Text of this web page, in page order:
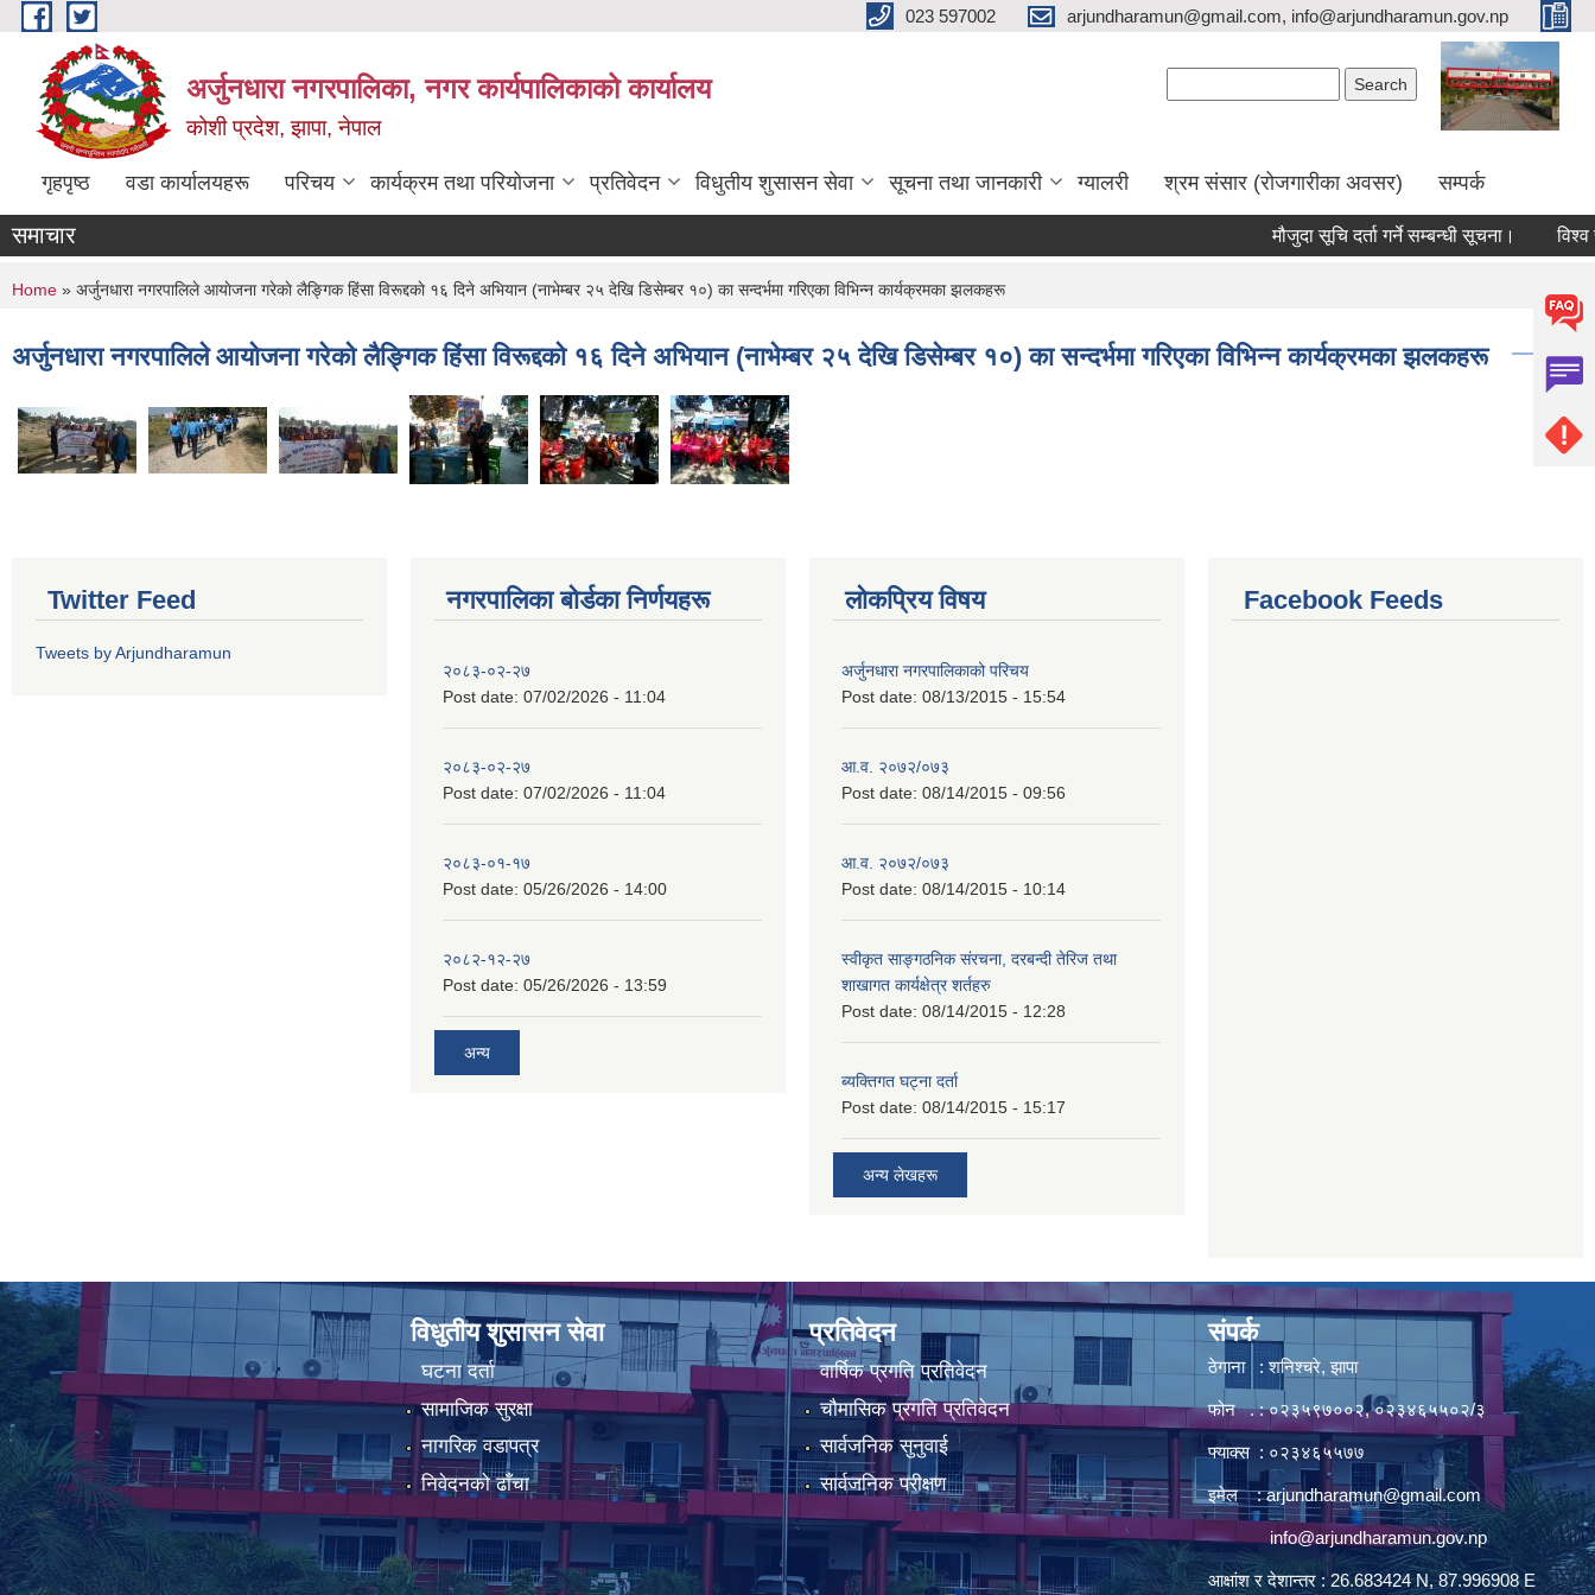
Skip to main content 023 597002 arjundharamun@gmail.com, info@arjundharamun.gov.np
अर्जुनधारा नगरपालिका, नगर कार्यपालिकाको कार्यालय
कोशी प्रदेश, झापा, नेपाल
गृहपृष्ठ वडा कार्यालयहरू परिचय कार्यक्रम तथा परियोजना प्रतिवेदन विधुतीय शुसासन सेवा सूचना तथा जानकारी ग्यालरी श्रम संसार (रोजगारीका अवसर) सम्पर्क
समाचार मौजुदा सूचि दर्ता गर्ने सम्बन्धी सूचना। विश्व
You are here
Home » अर्जुनधारा नगरपालिले आयाेजना गरेकाे लैङ्गिक हिंसा विरूद्दकाे १६ दिने अभियान (नाभेम्बर २५ देखि डिसेम्बर १०) का सन्दर्भमा गरिएका विभिन्न कार्यक्रमका झलकहरू
अर्जुनधारा नगरपालिले आयाेजना गरेकाे लैङ्गिक हिंसा विरूद्दकाे १६ दिने अभियान (नाभेम्बर २५ देखि डिसेम्बर १०) का सन्दर्भमा गरिएका विभिन्न कार्यक्रमका झलकहरू
Twitter Feed
Tweets by Arjundharamun
नगरपालिका बाेर्डका निर्णयहरू
२०८३-०२-२७
Post date: 07/02/2026 - 11:04
२०८३-०२-२७
Post date: 07/02/2026 - 11:04
२०८३-०१-१७
Post date: 05/26/2026 - 14:00
२०८२-१२-२७
Post date: 05/26/2026 - 13:59
अन्य
लोकप्रिय विषय
अर्जुनधारा नगरपालिकाको परिचय
Post date: 08/13/2015 - 15:54
आ.व. २०७२/०७३
Post date: 08/14/2015 - 09:56
आ.व. २०७२/०७३
Post date: 08/14/2015 - 10:14
स्वीकृत साङ्गठनिक संरचना, दरबन्दी तेरिज तथा
शाखागत कार्यक्षेत्र शर्तहरु
Post date: 08/14/2015 - 12:28
ब्यक्तिगत घट्ना दर्ता
Post date: 08/14/2015 - 15:17
अन्य लेखहरू
Facebook Feeds
विधुतीय शुसासन सेवा
घटना दर्ता
सामाजिक सुरक्षा
नागरिक वडापत्र
निवेदनको ढाँचा
प्रतिवेदन
वार्षिक प्रगति प्रतिवेदन
चौमासिक प्रगति प्रतिवेदन
सार्वजनिक सुनुवाई
सार्वजनिक परीक्षण
संपर्क
ठेगाना : शनिश्चरे, झापा
फोन . : ०२३५९७००२, ०२३४६५५०२/३
फ्याक्स : ०२३४६५५७७
इमेल :arjundharamun@gmail.com
info@arjundharamun.gov.np
आक्षांश र देशान्तर : 26.683424 N, 87.996908 E